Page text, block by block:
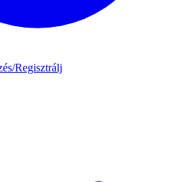
/Regisztrálj